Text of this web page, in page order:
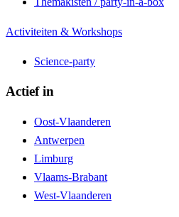
Activiteiten & Workshops
Science-party
Actief in
Oost-Vlaanderen
Antwerpen
Limburg
Vlaams-Brabant
West-Vlaanderen